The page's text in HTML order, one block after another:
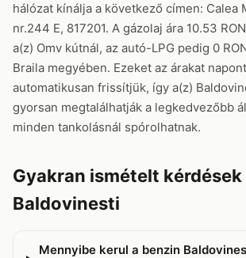
hálózat kínálja a következő címen: Calea
nr.244 E, 817201. A gázolaj ára 10.53
a(z) Omv kútnál, az autó-LPG pedig 0
Braila megyében. Ezeket az árakat
automatikusan frissítjük, így a(z)
gyorsan megtalálhatják a legkedvezőbb
minden tankolásnál spórolhatnak.
Gyakran ismételt
Baldovinesti
Mennyibe kerul a benzin